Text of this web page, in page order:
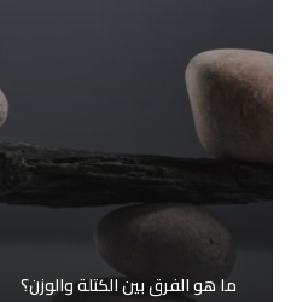
ما هو الفرق بين الكتلة والوزن؟